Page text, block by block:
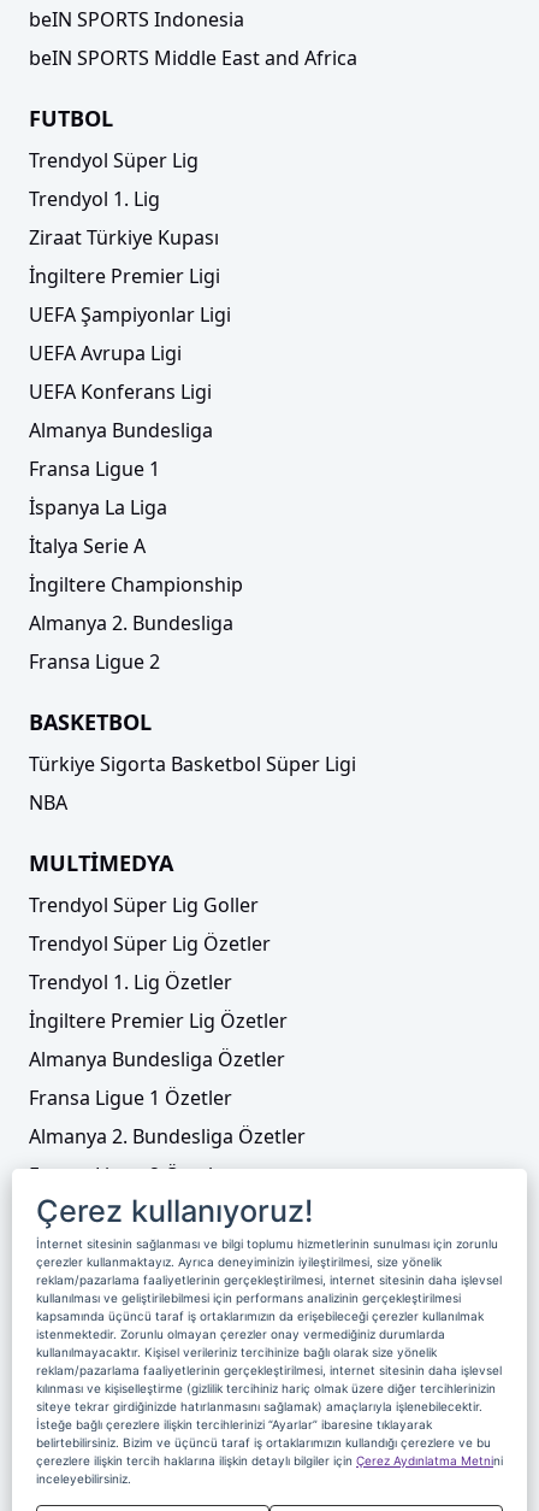
beIN SPORTS Indonesia
beIN SPORTS Middle East and Africa
FUTBOL
Trendyol Süper Lig
Trendyol 1. Lig
Ziraat Türkiye Kupası
İngiltere Premier Ligi
UEFA Şampiyonlar Ligi
UEFA Avrupa Ligi
UEFA Konferans Ligi
Almanya Bundesliga
Fransa Ligue 1
İspanya La Liga
İtalya Serie A
İngiltere Championship
Almanya 2. Bundesliga
Fransa Ligue 2
BASKETBOL
Türkiye Sigorta Basketbol Süper Ligi
NBA
MULTİMEDYA
Trendyol Süper Lig Goller
Trendyol Süper Lig Özetler
Trendyol 1. Lig Özetler
İngiltere Premier Lig Özetler
Almanya Bundesliga Özetler
Fransa Ligue 1 Özetler
Almanya 2. Bundesliga Özetler
Fransa Ligue 2 Özetler
Tenis
Video Liste
Foto Galeriler
Üyelik Yayın Akışı Reklam
Site Sözleşmesi
Künye ve İletişim
Çerez Politikası
Çerez Yönetimi
Veri Sahibi Başvuru Formu
Nereden İzlerim
Çerez kullanıyoruz!
İnternet sitesinin sağlanması ve bilgi toplumu hizmetlerinin sunulması için zorunlu
çerezler kullanmaktayız. Ayrıca deneyiminizin iyileştirilmesi, size yönelik
reklam/pazarlama faaliyetlerinin gerçekleştirilmesi, internet sitesinin daha işlevsel
kullanılması ve geliştirilebilmesi için performans analizinin gerçekleştirilmesi
kapsamında üçüncü taraf iş ortaklarımızın da erişebileceği çerezler kullanılmak
istenmektedir. Zorunlu olmayan çerezler onay vermediğiniz durumlarda
kullanılmayacaktır. Kişisel verileriniz tercihinize bağlı olarak size yönelik
reklam/pazarlama faaliyetlerinin gerçekleştirilmesi, internet sitesinin daha işlevsel
kılınması ve kişiselleştirme (gizlilik tercihiniz hariç olmak üzere diğer tercihlerinizin
siteye tekrar girdiğinizde hatırlanmasını sağlamak) amaçlarıyla işlenebilecektir.
İsteğe bağlı çerezlere ilişkin tercihlerinizi “Ayarlar” ibaresine tıklayarak
belirtebilirsiniz. Bizim ve üçüncü taraf iş ortaklarımızın kullandığı çerezlere ve bu
çerezlere ilişkin tercih haklarına ilişkin detaylı bilgiler için Çerez Aydınlatma Metnini
inceleyebilirsiniz.